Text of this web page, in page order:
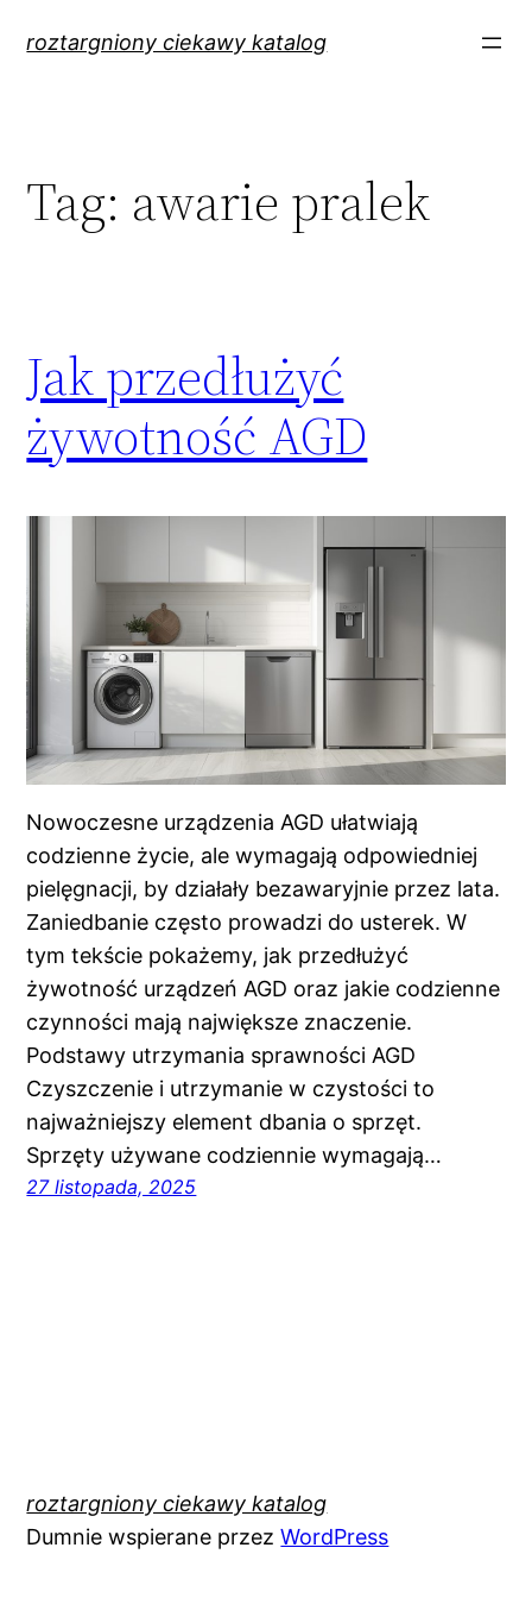
roztargniony ciekawy katalog
Tag: awarie pralek
Jak przedłużyć
żywotność AGD
Nowoczesne urządzenia AGD ułatwiają
codzienne życie, ale wymagają odpowiedniej
pielęgnacji, by działały bezawaryjnie przez lata.
Zaniedbanie często prowadzi do usterek. W
tym tekście pokażemy, jak przedłużyć
żywotność urządzeń AGD oraz jakie codzienne
czynności mają największe znaczenie.
Podstawy utrzymania sprawności AGD
Czyszczenie i utrzymanie w czystości to
najważniejszy element dbania o sprzęt.
Sprzęty używane codziennie wymagają…
27 listopada, 2025
roztargniony ciekawy katalog
Dumnie wspierane przezWordPress